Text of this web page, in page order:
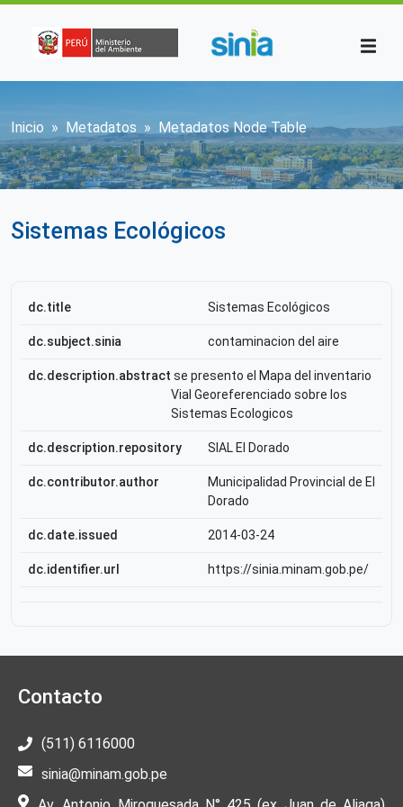
Sobrescribir enlaces de ayuda a la
Inicio Metadatos Metadatos Node Table
Sistemas Ecológicos
dc.title Sistemas Ecológicos
dc.subject.sinia contaminacion del aire
dc.description.abstract se presento el Mapa del inventario
Vial Georeferenciado sobre los
Sistemas Ecologicos
dc.description.repository SIAL El Dorado
dc.contributor.author
Municipalidad Provincial de El
Dorado
dc.date.issued 2014-03-24
dc.identifier.url https://sinia.minam.gob.pe/
Contacto
(511) 6116000
sinia@minam.gob.pe